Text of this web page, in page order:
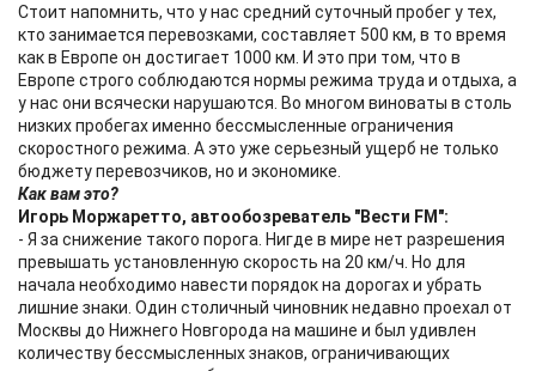
Стоит напомнить, что у нас средний суточный пробег у тех,
кто занимается перевозками, составляет 500 км, в то время
как в Европе он достигает 1000 км. И это при том, что в
Европе строго соблюдаются нормы режима труда и отдыха, а
у нас они всячески нарушаются. Во многом виноваты в столь
низких пробегах именно бессмысленные ограничения
скоростного режима. А это уже серьезный ущерб не только
бюджету перевозчиков, но и экономике.
Как вам это?
Игорь Моржаретто, автообозреватель "Вести FM":
- Я за снижение такого порога. Нигде в мире нет разрешения
превышать установленную скорость на 20 км/ч. Но для
начала необходимо навести порядок на дорогах и убрать
лишние знаки. Один столичный чиновник недавно проехал от
Москвы до Нижнего Новгорода на машине и был удивлен
количеству бессмысленных знаков, ограничивающих